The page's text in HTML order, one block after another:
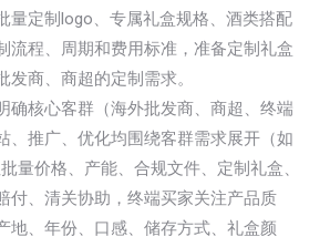
量定制logo、专属礼盒规格、酒类搭配
流程、周期和费用标准，准备定制礼盒
发商、商超的定制需求。
确核心客群（海外批发商、商超、终端
、推广、优化均围绕客群需求展开（如
量价格、产能、合规文件、定制礼盒、
付、清关协助，终端买家关注产品质
地、年份、口感、储存方式、礼盒颜